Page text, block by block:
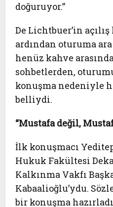
doğuruyor.”
De Lichtbuer’in
ardından oturuma
henüz kahve
sohbetlerden,
konuşma nedeniyle
belliydi.
“Mustafa değil,
İlk konuşmacı
Hukuk Fakültesi
Kalkınma Vakfı
Kabaalioğlu’ydu.
bir konuşma